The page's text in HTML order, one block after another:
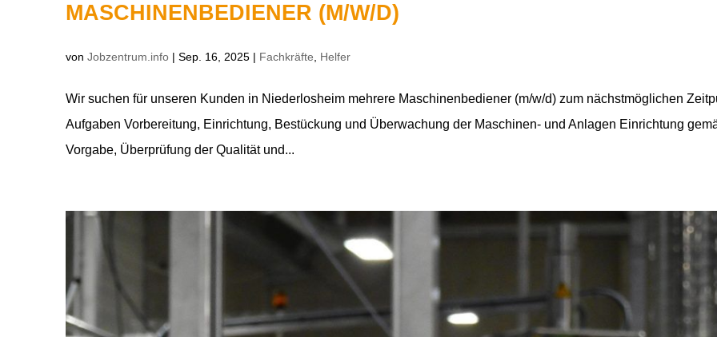
MASCHINENBEDIENER (M/W/D)
vonJobzentrum.info |Sep. 16, 2025 | Fachkräfte Helfer
Wir suchen für unseren Kunden in Niederlosheim mehrere Maschinenbediener (m/w/d) zum nächstmöglichen
Aufgaben Vorbereitung, Einrichtung, Bestückung und Überwachung der Maschinen- und Anlagen Einrichtung
Vorgabe, Überprüfung der Qualität und...